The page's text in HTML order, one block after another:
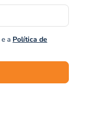
e a Política de